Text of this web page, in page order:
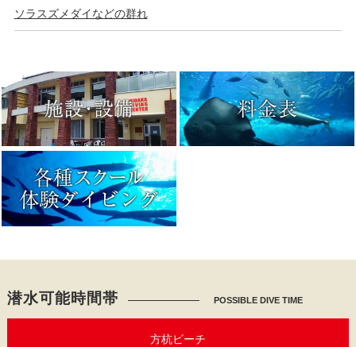
ソラスズメダイなどの群れ
潜水可能時間帯 POSSIBLE DIVE TIME
方杭ビーチ